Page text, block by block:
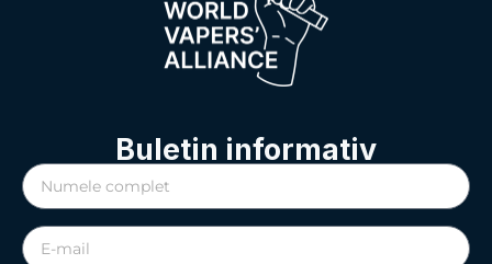
Buletin informativ